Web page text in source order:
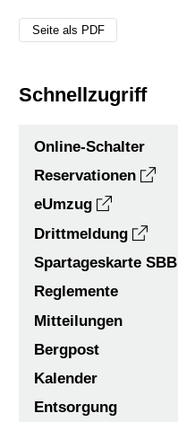
Seite als PDF
Schnellzugriff
Online-Schalter
Reservationen
eUmzug
Drittmeldung
Spartageskarte SBB
Reglemente
Mitteilungen
Bergpost
Kalender
Entsorgung